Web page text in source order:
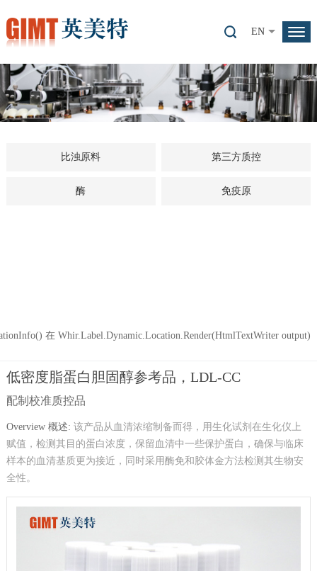
EN
比浊原料 第三方质控
酶 免疫原
在 Whir.Label.Dynamic.Location.Render(HtmlTextWriter output)
低密度脂蛋白胆固醇参考品，LDL-CC
配制校准质控品
Overview 概述: 该产品从血清浓缩制备而得，用生化试剂在生化仪上
赋值，检测其目的蛋白浓度，保留血清中一些保护蛋白，确保与临床
样本的血清基质更为接近，同时采用酶免和胶体金方法检测其生物安
全性。